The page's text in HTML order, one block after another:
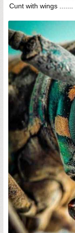
Cunt with wings .......